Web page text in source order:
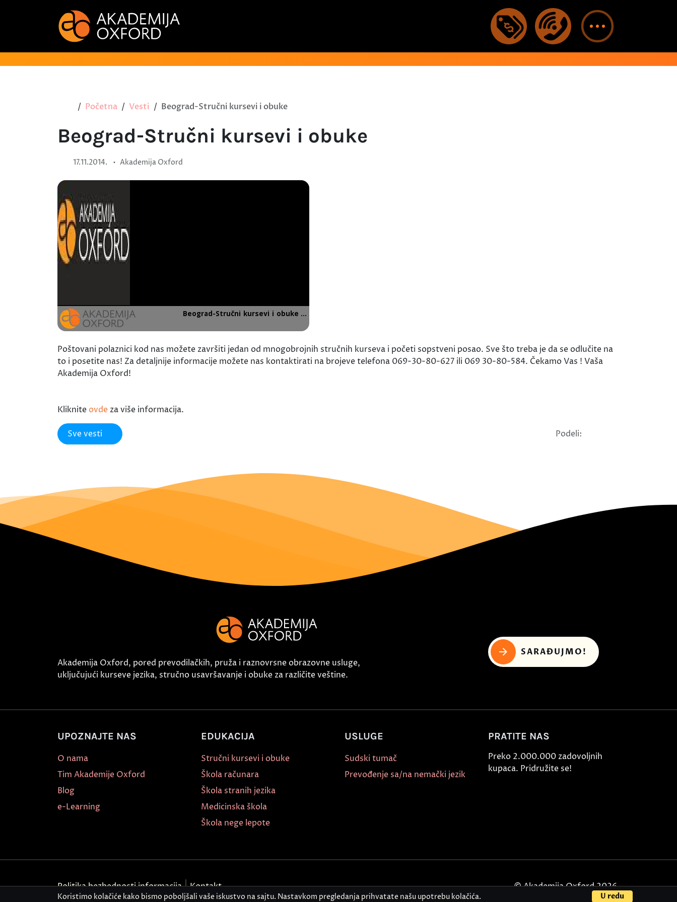
Početna Vesti Beograd-Stručni kursevi i obuke
Beograd-Stručni kursevi i obuke
17.11.2014. • Akademija Oxford
Poštovani polaznici kod nas možete završiti jedan od mnogobrojnih stručnih kurseva i početi sopstveni posao. Sve što treba je da se odlučite na
to i posetite nas! Za detaljnije informacije možete nas kontaktirati na brojeve telefona 069-30-80-627 ili 069 30-80-584. Čekamo Vas ! Vaša
Akademija Oxford!
Kliknite ovde za više informacija.
Sve vesti Podeli:
Akademija Oxford, pored prevodilačkih, pruža i raznovrsne obrazovne usluge,
uključujući kurseve jezika, stručno usavršavanje i obuke za različite veštine.
SARAĐUJMO!
UPOZNAJTE NAS
O nama
Tim Akademije Oxford
Blog
e-Learning
EDUKACIJA
Stručni kursevi i obuke
Škola računara
Škola stranih jezika
Medicinska škola
Škola nege lepote
USLUGE
Sudski tumač
Prevođenje sa/na nemački jezik
PRATITE NAS
Preko 2.000.000 zadovoljnih
kupaca. Pridružite se!
Politika bezbednosti informacija Kontakt © Akademija Oxford 2026.
Koristimo kolačiće kako bismo poboljšali vaše iskustvo na sajtu. Nastavkom pregledanja prihvatate našu upotrebu kolačića. U redu